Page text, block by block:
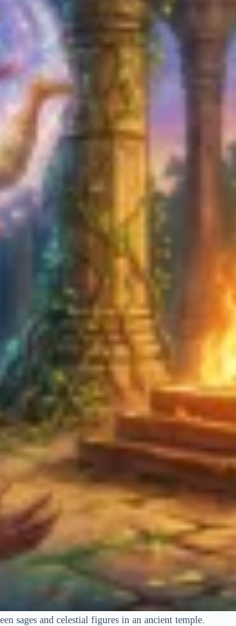
sages and celestial figures in an ancient temple.